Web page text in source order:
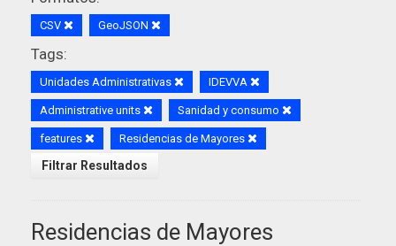
CSV GeoJSON
Tags:
Unidades Administrativas IDEVVA
Administrative units Sanidad y consumo
features Residencias de Mayores
Filtrar Resultados
Residencias de Mayores